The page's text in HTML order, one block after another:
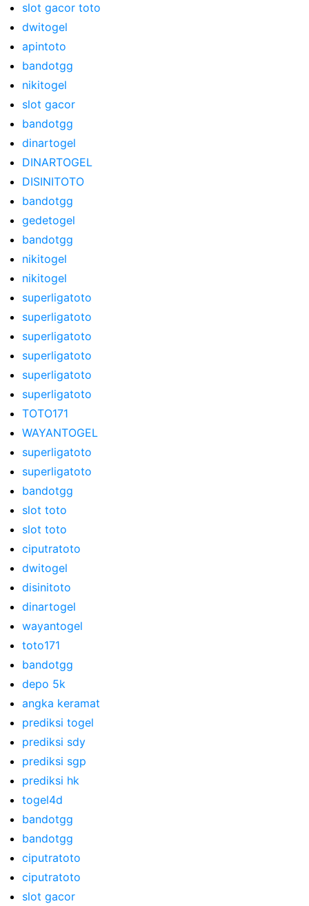
slot gacor toto
dwitogel
apintoto
bandotgg
nikitogel
slot gacor
bandotgg
dinartogel
DINARTOGEL
DISINITOTO
bandotgg
gedetogel
bandotgg
nikitogel
nikitogel
superligatoto
superligatoto
superligatoto
superligatoto
superligatoto
superligatoto
TOTO171
WAYANTOGEL
superligatoto
superligatoto
bandotgg
slot toto
slot toto
ciputratoto
dwitogel
disinitoto
dinartogel
wayantogel
toto171
bandotgg
depo 5k
angka keramat
prediksi togel
prediksi sdy
prediksi sgp
prediksi hk
togel4d
bandotgg
bandotgg
ciputratoto
ciputratoto
slot gacor